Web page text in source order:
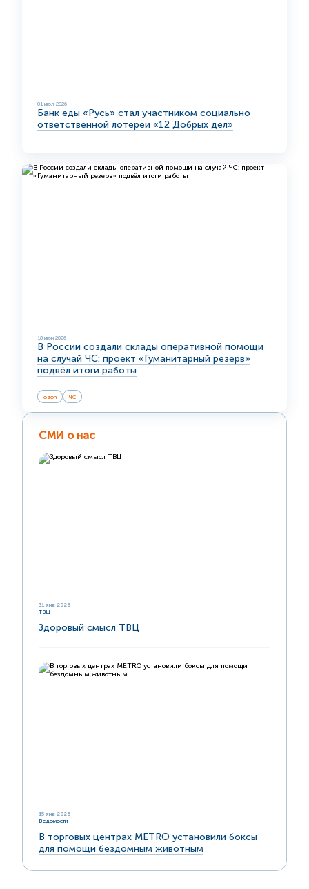
01 июл 2026
Банк еды «Русь» стал участником социально
ответственной лотереи «12 Добрых дел»
18 июн 2026
В России создали склады оперативной помощи
на случай ЧС: проект «Гуманитарный резерв»
подвёл итоги работы
ozon ЧС
СМИ о нас
31 янв 2026
ТВЦ
Здоровый смысл ТВЦ
15 янв 2026
Ведомости
В торговых центрах METRO установили боксы
для помощи бездомным животным